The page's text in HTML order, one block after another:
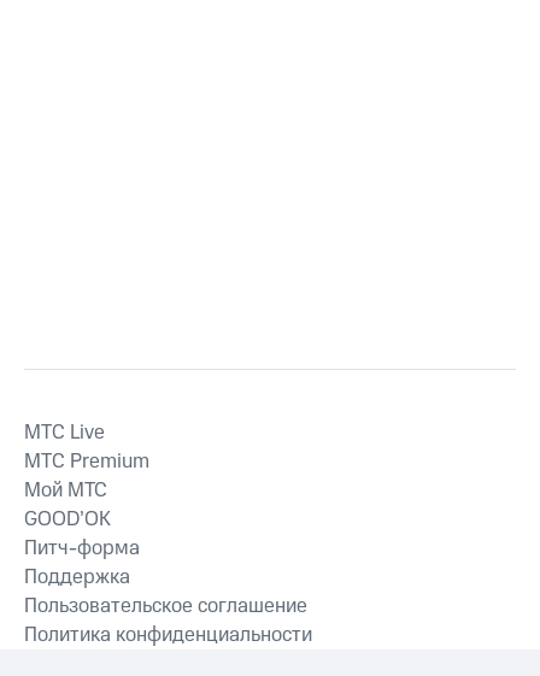
MTС Live
MTС Premium
Мой МТС
GOOD’OK
Питч-форма
Поддержка
Пользовательское соглашение
Политика конфиденциальности